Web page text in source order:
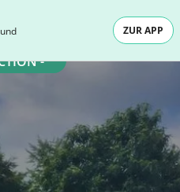
ZUR APP
-